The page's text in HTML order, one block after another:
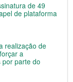
de 49
de plataforma
realização de
a
parte do